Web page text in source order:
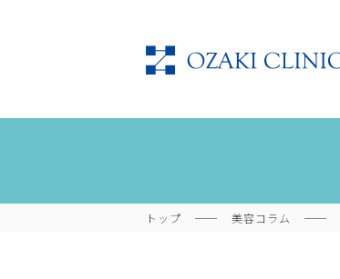
トップ 美容コラム